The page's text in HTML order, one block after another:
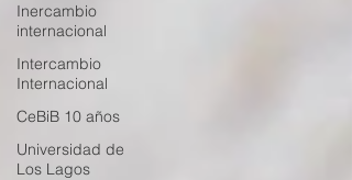
Inercambio
internacional
Intercambio
Internacional
CeBiB 10 años
Universidad de
Los Lagos